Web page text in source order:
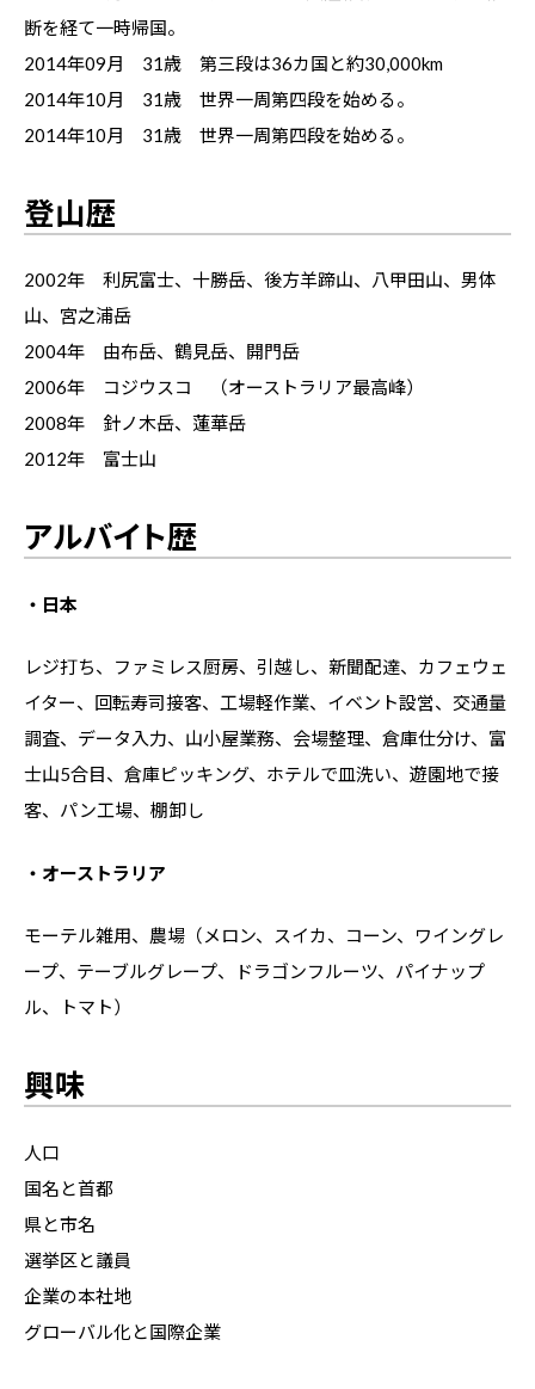
断を経て一時帰国。
2014年09月 31歳 第三段は36カ国と約30,000km
2014年10月 31歳 世界一周第四段を始める。
2014年10月 31歳 世界一周第四段を始める。
登山歴
2002年 利尻富士、十勝岳、後方羊蹄山、八甲田山、男体
山、宮之浦岳
2004年 由布岳、鶴見岳、開門岳
2006年 コジウスコ （オーストラリア最高峰）
2008年 針ノ木岳、蓮華岳
2012年 富士山
アルバイト歴
・日本
レジ打ち、ファミレス厨房、引越し、新聞配達、カフェウェ
イター、回転寿司接客、工場軽作業、イベント設営、交通量
調査、データ入力、山小屋業務、会場整理、倉庫仕分け、富
士山5合目、倉庫ピッキング、ホテルで皿洗い、遊園地で接
客、パン工場、棚卸し
・オーストラリア
モーテル雑用、農場（メロン、スイカ、コーン、ワイングレ
ープ、テーブルグレープ、ドラゴンフルーツ、パイナップ
ル、トマト）
興味
人口
国名と首都
県と市名
選挙区と議員
企業の本社地
グローバル化と国際企業